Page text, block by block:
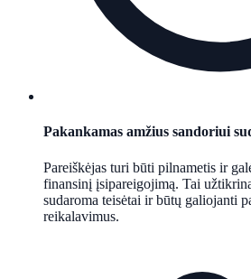
Pakankamas amžius sandoriui
Pareiškėjas turi būti pilnametis ir
finansinį įsipareigojimą. Tai
sudaroma teisėtai ir būtų galiojanti
reikalavimus.